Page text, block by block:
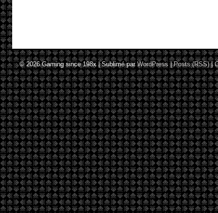
© 2026Gaming since 198x|Sublimé parWordPress |Posts (RSS)|